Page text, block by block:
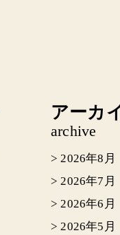
アーカ
archive
>2026年8月
>2026年7月
>2026年6月
>2026年5月